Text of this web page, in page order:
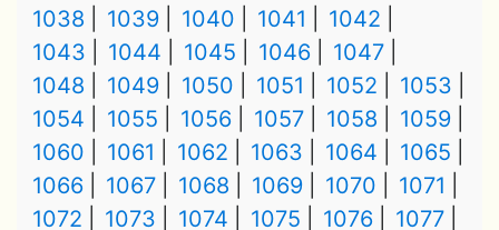
1038
1039 1040 1041
1042
1043
1044 1045 1046
1047
1048
1049 1050 1051 1052
1053
1054
1055 1056 1057 1058
1059
1060
1061 1062 1063 1064
1065
1066
1067 1068 1069 1070
1071
1072
1073 1074 1075 1076 1077